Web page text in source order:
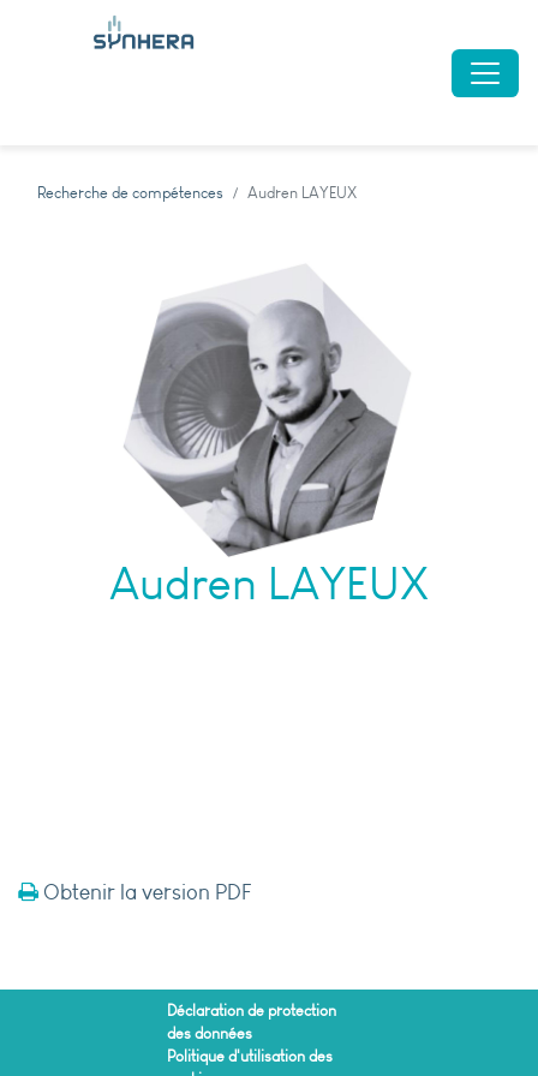
Recherche de compétences Audren LAYEUX
Audren LAYEUX
Obtenir la version PDF
Déclaration de protection
des données
Politique d'utilisation des